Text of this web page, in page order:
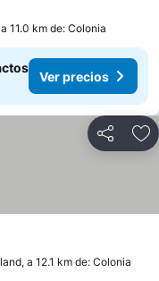
11.0 km de: Colonia
Ver precios
Compartir
a 12.1 km de: Colonia